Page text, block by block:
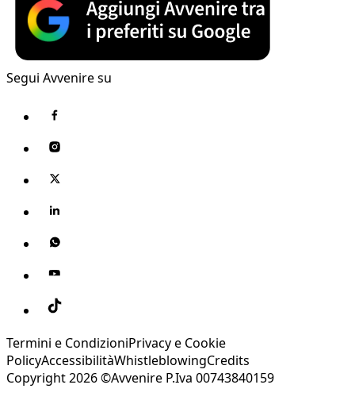
Segui Avvenire su
Termini e CondizioniPrivacy e Cookie
PolicyAccessibilitàWhistleblowingCredits
Copyright 2026 ©Avvenire P.Iva 00743840159